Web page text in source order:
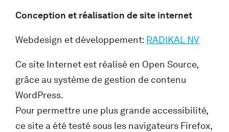
Conception et réalisation de site internet
Webdesign et développement: RADIKAL NV
Ce site Internet est réalisé en Open Source,
grâce au système de gestion de contenu
WordPress.
Pour permettre une plus grande accessibilité,
ce site a été testé sous les navigateurs Firefox,